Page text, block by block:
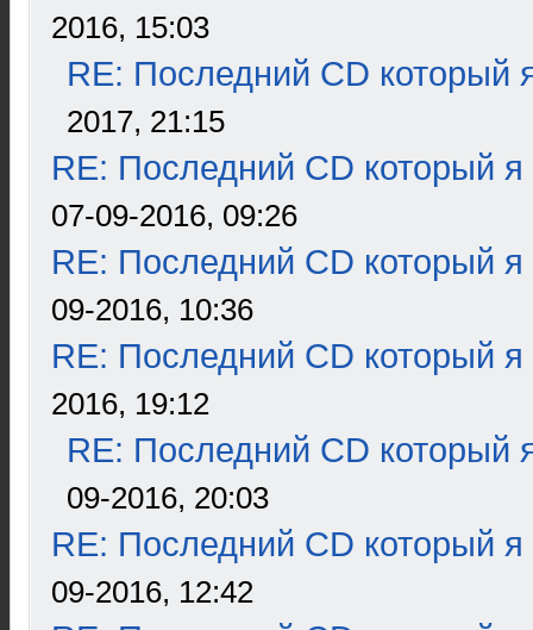
2016, 15:03
RE: Последний CD который
2017, 21:15
RE: Последний CD который я
07-09-2016, 09:26
RE: Последний CD который я
09-2016, 10:36
RE: Последний CD который я
2016, 19:12
RE: Последний CD который
09-2016, 20:03
RE: Последний CD который я
09-2016, 12:42